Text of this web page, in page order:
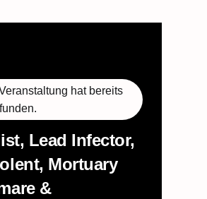
hat bereits
Lead Infector,
Mortuary
&